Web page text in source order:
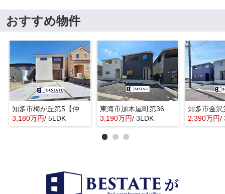
おすすめ物件
3,180万円/ 5LDK
3,190万円/ 3LDK 2,390万円/